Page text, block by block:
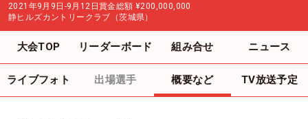
2021年9月9日-9月12日賞金総額 ¥200,000,000
静ヒルズカントリークラブ（茨城県）
大会TOP リーダーボード 組み合せ ニュース
ライブフォト 出場選手 概要など TV放送予定